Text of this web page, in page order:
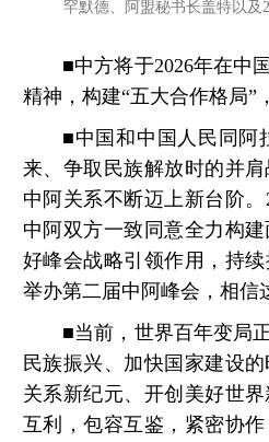
罕默德、阿盟秘书长盖特以及
■中方将于2026年在中
精神，构建“五大合作格局”
■中国和中国人民同阿
来、争取民族解放时的并
中阿关系不断迈上新台阶
中阿双方一致同意全力构
好峰会战略引领作用，持
举办第二届中阿峰会，相信
■当前，世界百年变局
民族振兴、加快国家建设
关系新纪元、开创美好世
互利，包容互鉴，紧密协